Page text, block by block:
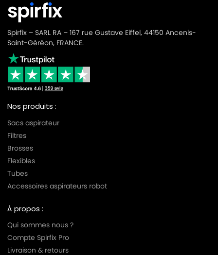
Spirfix – SARL RA – 167 rue Gustave Eiffel, 44150 Ancenis-
Saint-Géréon, FRANCE.
Nos produits :
Sacs aspirateur
Filtres
Brosses
Flexibles
Tubes
Accessoires aspirateurs robot
À propos :
Qui sommes nous ?
Compte Spirfix Pro
Livraison & retours